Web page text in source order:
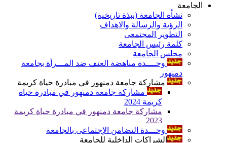
الجامعة
نشأة الجامعة (نبذة تاريخية)
الرؤية والرسالة والاهداف
التطوير المجتمعى
كلمة رئيس الجامعة
مجلس الجامعة
وحــــدة مناهضة العنف ضد المـــرأة بجامعة
دمنهور
مشاركة جامعة دمنهور في مبادرة حياة كريمة
مشاركة جامعة دمنهور في مبادرة حياة
كريمة 2024
مشاركة جامعة دمنهور في مبادرة حياة كريمة
2023
وحـــدة التضامن الإجتماعى بالجامعة
الشراكات الداخلية للجامعة